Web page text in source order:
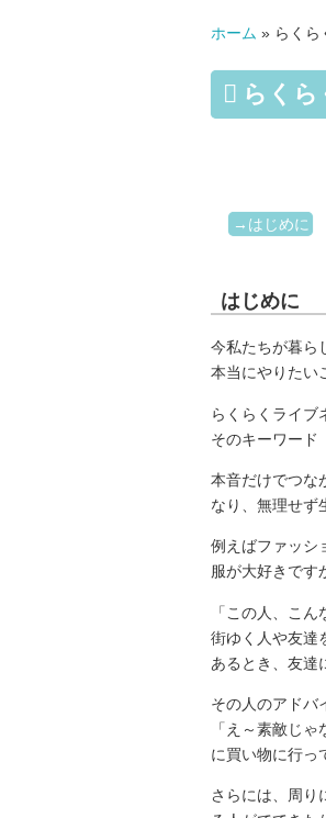
ホーム » らくら
らく
→はじめに
はじめに
今私たちが暮ら
本当にやりたい
らくらくライブ
そのキーワード
本音だけでつな
なり、無理せず
例えばファッシ
服が大好きです
「この人、こ
街ゆく人や友達
あるとき、友達
その人のアドバ
「え～素敵じ
に買い物に行っ
さらには、周り